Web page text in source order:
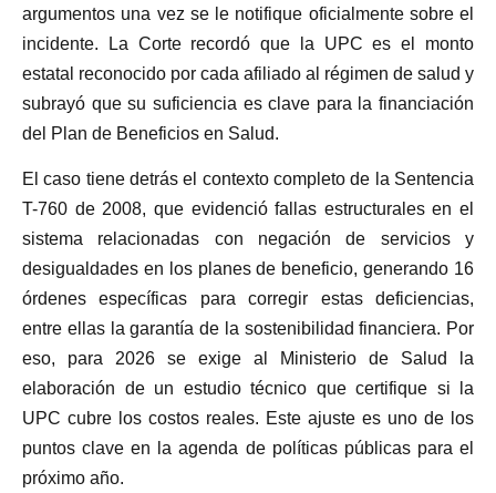
argumentos una vez se le notifique oficialmente sobre el
incidente. La Corte recordó que la UPC es el monto
estatal reconocido por cada afiliado al régimen de salud y
subrayó que su suficiencia es clave para la financiación
del Plan de Beneficios en Salud.
El caso tiene detrás el contexto completo de la Sentencia
T-760 de 2008, que evidenció fallas estructurales en el
sistema relacionadas con negación de servicios y
desigualdades en los planes de beneficio, generando 16
órdenes específicas para corregir estas deficiencias,
entre ellas la garantía de la sostenibilidad financiera. Por
eso, para 2026 se exige al Ministerio de Salud la
elaboración de un estudio técnico que certifique si la
UPC cubre los costos reales. Este ajuste es uno de los
puntos clave en la agenda de políticas públicas para el
próximo año.